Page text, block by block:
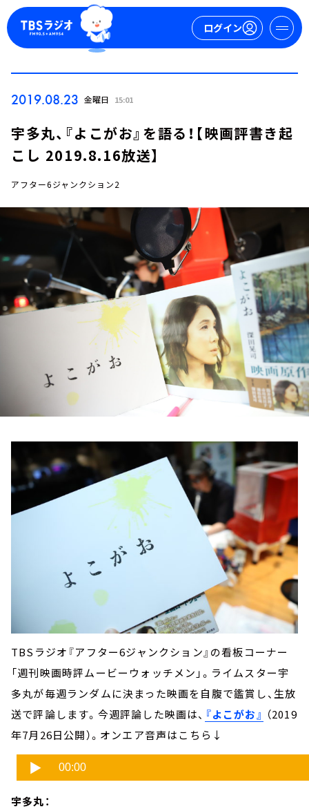
ログイン
今日の番組表
週間番組表
トピックス
TBS Podcast
イベント・グッズ
YouTube
会社情報
2019.08.23 金曜日 15:01
宇多丸、『よこがお』を語る！【映画評書き起
こし 2019.8.16放送】
アフター6ジャンクション2
TBSラジオ『アフター6ジャンクション』の看板コーナー
「週刊映画時評ムービーウォッチメン」。ライムスター宇
多丸が毎週ランダムに決まった映画を自腹で鑑賞し、生放
送で評論します。今週評論した映画は、 『よこがお』 （2019
年7月26日公開）。オンエア音声はこちら↓
宇多丸：